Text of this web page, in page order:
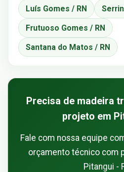
Luís Gomes / RN
Frutuoso Gomes / RN
Santana do Matos / RN
Precisa de madeira
projeto em
Fale com nossa equipe
orçamento técnico com
Pitangui -